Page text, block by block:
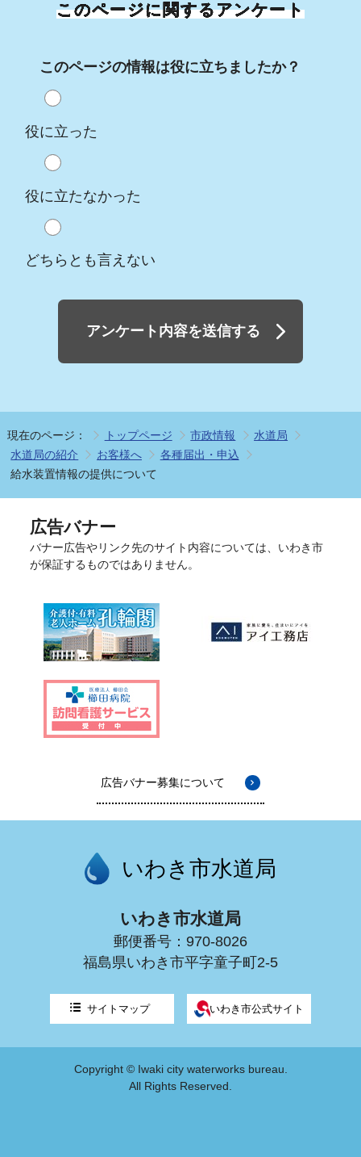
このページに関するアンケート
このページの情報は役に立ちましたか？
役に立った
役に立たなかった
どちらとも言えない
アンケート内容を送信する
現在のページ： トップページ 市政情報
水道局
水道局の紹介
お客様へ
各種届出・申込
給水装置情報の提供について
広告バナー
バナー広告やリンク先のサイト内容については、いわき市
が保証するものではありません。
広告バナー募集について
いわき市水道局
いわき市水道局
郵便番号：970-8026
福島県いわき市平字童子町2-5
サイトマップ いわき市公式サイト
Copyright © Iwaki city waterworks bureau.
All Rights Reserved.